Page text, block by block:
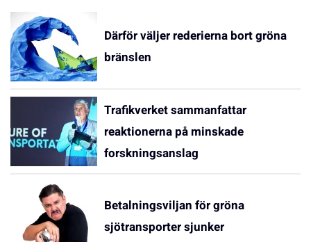
Därför väljer rederierna bort gröna
bränslen
Trafikverket sammanfattar
reaktionerna på minskade
forskningsanslag
Betalningsviljan för gröna
sjötransporter sjunker